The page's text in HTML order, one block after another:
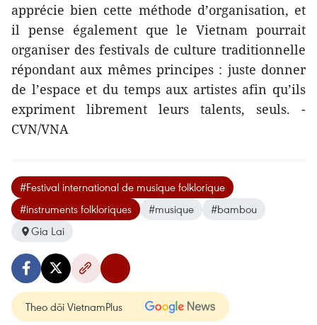
apprécie bien cette méthode d’organisation, et
il pense également que le Vietnam pourrait
organiser des festivals de culture traditionnelle
répondant aux mêmes principes : juste donner
de l’espace et du temps aux artistes afin qu’ils
expriment librement leurs talents, seuls. -
CVN/VNA
#Festival international de musique folklorique
#instruments folkloriques
#musique
#bambou
Gia Lai
Theo dõi VietnamPlus